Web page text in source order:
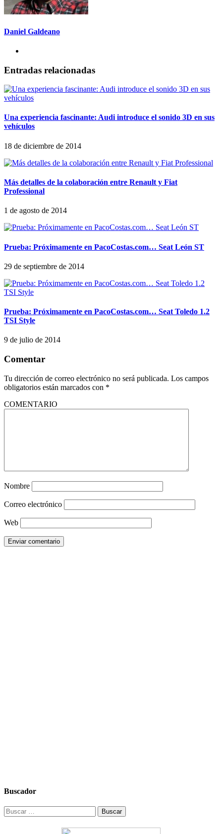
Daniel Galdeano
Entradas relacionadas
Una experiencia fascinante: Audi introduce el sonido 3D en sus
vehículos
18 de diciembre de 2014
Más detalles de la colaboración entre Renault y Fiat
Professional
1 de agosto de 2014
Prueba: Próximamente en PacoCostas.com… Seat León ST
29 de septiembre de 2014
Prueba: Próximamente en PacoCostas.com… Seat Toledo 1.2
TSI Style
9 de julio de 2014
Comentar
Tu dirección de correo electrónico no será publicada. Los campos
obligatorios están marcados con *
COMENTARIO
Nombre
Correo electrónico
Web
Buscador
Buscar: